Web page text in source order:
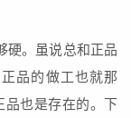
硬。虽说总和正品
品的做工也就那
品也是存在的。下